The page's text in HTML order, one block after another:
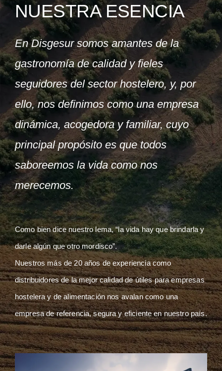
NUESTRA ESENCIA
En Disgesur somos amantes de la
gastronomía de calidad y fieles
seguidores del sector hostelero, y, por
ello, nos definimos como una empresa
dinámica, acogedora y familiar, cuyo
principal propósito es que todos
saboreemos la vida como nos
merecemos.
Como bien dice nuestro lema, “la vida hay que brindarla y
darle algún que otro mordisco”.
Nuestros más de 20 años de experiencia como
distribuidores de la mejor calidad de útiles para empresas
hostelera y de alimentación nos avalan como una
empresa de referencia, segura y eficiente en nuestro país.